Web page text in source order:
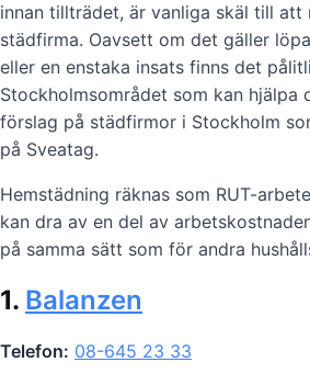
innan tillträdet, är vanliga skäl till att
städfirma. Oavsett om det gäller
eller en enstaka insats finns det
Stockholmsområdet som kan hjälpa
förslag på städfirmor i Stockholm
på Sveatag.
Hemstädning räknas som RUT-
kan dra av en del av
på samma sätt som för andra
1. Balanzen
Telefon: 08-645 23 33